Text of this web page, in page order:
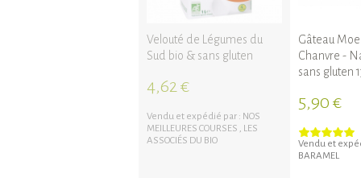
Velouté de Légumes du
Sud bio & sans gluten
4,62 €
Vendu et expédié par : NOS
MEILLEURES COURSES
LES
ASSOCIÉS DU BIO
Gâteau
Chanvre -
sans gluten
5,90 €
Vendu et
BARAMEL